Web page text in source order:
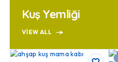
Kuş Yemliği
VIEW ALL